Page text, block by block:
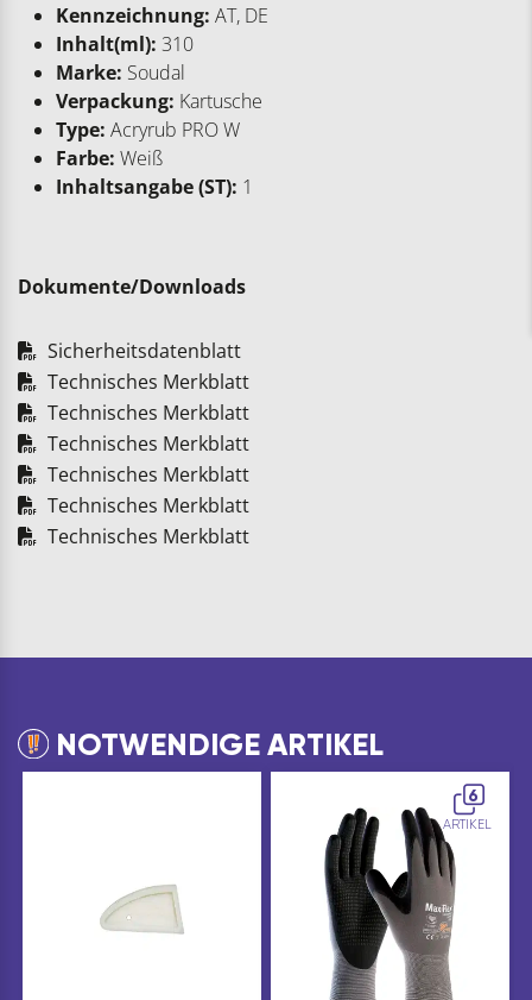
Kennzeichnung: AT, DE
Inhalt(ml): 310
Marke: Soudal
Verpackung: Kartusche
Type: Acryrub PRO W
Farbe: Weiß
Inhaltsangabe (ST): 1
Dokumente/Downloads
Sicherheitsdatenblatt
Technisches Merkblatt
Technisches Merkblatt
Technisches Merkblatt
Technisches Merkblatt
Technisches Merkblatt
Technisches Merkblatt
NOTWENDIGE ARTIKEL
6
ARTIKEL